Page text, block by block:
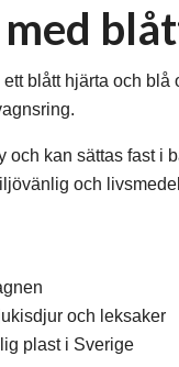
blått hjärta och
och kan sättas fast i
och
och leksaker
plast i Sverige